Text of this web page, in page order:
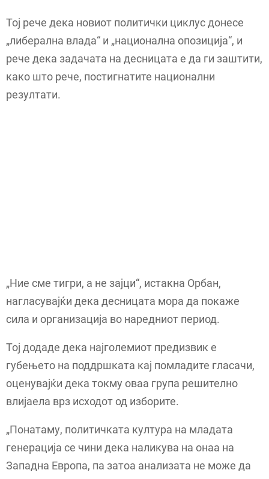
Тој рече дека новиот политички циклус донесе
„либерална влада“ и „национална опозиција“, и
рече дека задачата на десницата е да ги заштити,
како што рече, постигнатите национални
резултати.
„Ние сме тигри, а не зајци“, истакна Орбан,
нагласувајќи дека десницата мора да покаже
сила и организација во наредниот период.
Тој додаде дека најголемиот предизвик е
губењето на поддршката кај помладите гласачи,
оценувајќи дека токму оваа група решително
влијаела врз исходот од изборите.
„Понатаму, политичката култура на младата
генерација се чини дека наликува на онаа на
Западна Европа, па затоа анализата не може да